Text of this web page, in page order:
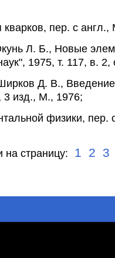
кварков, пер. с
Л. Б., Новые
1975, т. 117, в. 2,
Д. В.,
3 изд., М., 1976;
физики, пер.
на страницу:
1 2 3